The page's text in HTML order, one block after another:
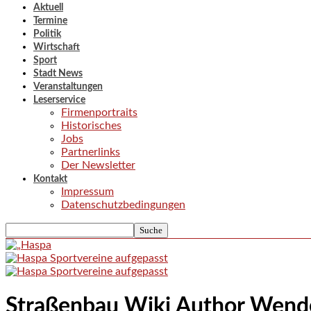
Aktuell
Termine
Politik
Wirtschaft
Sport
Stadt News
Veranstaltungen
Leserservice
Firmenportraits
Historisches
Jobs
Partnerlinks
Der Newsletter
Kontakt
Impressum
Datenschutzbedingungen
Straßenbau Wiki Author